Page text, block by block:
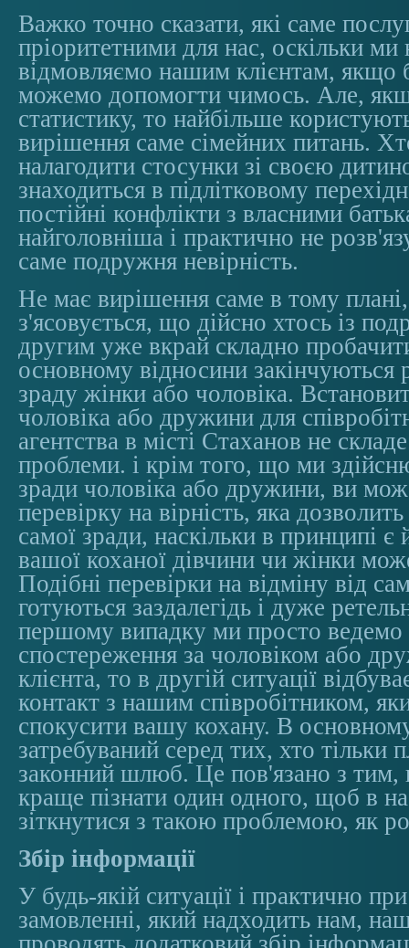
Важко точно сказати, які саме
пріоритетними для нас, оскільки ми
відмовляємо нашим клієнтам, якщо
можемо допомогти чимось. Але,
статистику, то найбільше
вирішення саме сімейних питань.
налагодити стосунки зі своєю
знаходиться в підлітковому
постійні конфлікти з власними
найголовніша і практично не
саме подружня невірність.
Не має вирішення саме в тому
з'ясовується, що дійсно хтось із
другим уже вкрай складно
основному відносини закінчуються
зраду жінки або чоловіка.
чоловіка або дружини для
агентства в місті Стаханов не
проблеми. і крім того, що ми
зради чоловіка або дружини, ви
перевірку на вірність, яка
самої зради, наскільки в принципі
вашої коханої дівчини чи жінки
Подібні перевірки на відміну від
готуються заздалегідь і дуже
першому випадку ми просто ведемо
спостереження за чоловіком або
клієнта, то в другій ситуації
контакт з нашим співробітником,
спокусити вашу кохану. В
затребуваний серед тих, хто тільки
законний шлюб. Це пов'язано з
краще пізнати один одного, щоб в
зіткнутися з такою проблемою, як
Збір інформації
У будь-якій ситуації і практично
замовленні, який надходить нам,